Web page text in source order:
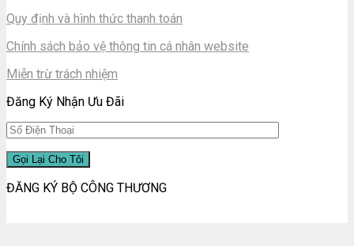
Quy định và hình thức thanh toán
Chính sách bảo vệ thông tin cá nhân website
Miễn trừ trách nhiệm
Đăng Ký Nhận Ưu Đãi
ĐĂNG KÝ BỘ CÔNG THƯƠNG